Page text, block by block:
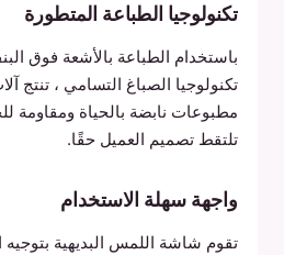
تكنولوجيا الطباعة المتطورة
باستخدام الطباعة بالأشعة فوق
مطبوعات نابضة بالحياة ومقاومة
تلتقط تصميم العميل حقًا.
واجهة سهلة الاستخدام
تقوم شاشة اللمس البديهية